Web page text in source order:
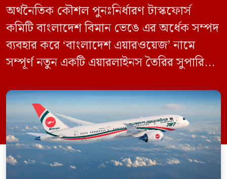
অর্থনৈতিক কৌশল পুনঃনির্ধারণ টাস্কফোর্স
কমিটি বাংলাদেশ বিমান ভেঙে এর অর্ধেক সম্পদ
ব্যবহার করে ‘বাংলাদেশ এয়ারওয়েজ’ নামে
সম্পূর্ণ নতুন একটি এয়ারলাইনস তৈরির সুপারিশ
কৌশল পুনঃনির্ধারণ সংক্রান্ত টাস্কফোর্স কমিটির
সুপারিশ নিয়ে আয়োজিত এক সংবাদ সম্মেলনে
এ কথা জানান শিক্ষা ও পরিকল্পনা উপদেষ্টা ড.
ওয়াহিদউদ্দিন মাহমুদ। তিনি বলেন, বাংলাদেশ
বিমান ৫০ বছরেও আধুনিক […]